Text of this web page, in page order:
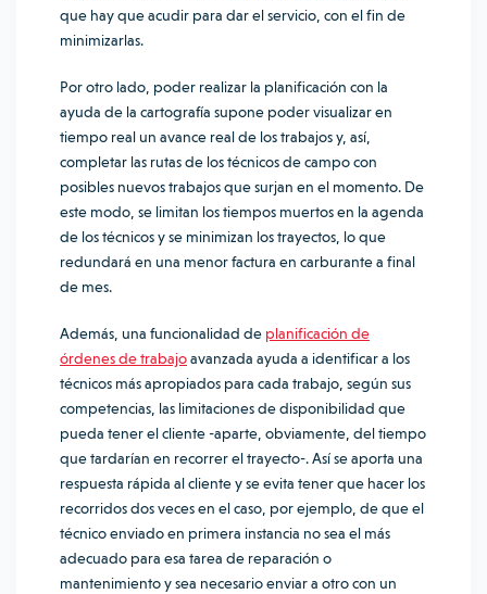
que hay que acudir para dar el servicio, con el fin de
minimizarlas.
Por otro lado, poder realizar la planificación con la
ayuda de la cartografía supone poder visualizar en
tiempo real un avance real de los trabajos y, así,
completar las rutas de los técnicos de campo con
posibles nuevos trabajos que surjan en el momento. De
este modo, se limitan los tiempos muertos en la agenda
de los técnicos y se minimizan los trayectos, lo que
redundará en una menor factura en carburante a final
de mes.
Además, una funcionalidad de planificación de
órdenes de trabajoavanzada ayuda a identificar a los
técnicos más apropiados para cada trabajo, según sus
competencias, las limitaciones de disponibilidad que
pueda tener el cliente -aparte, obviamente, del tiempo
que tardarían en recorrer el trayecto-. Así se aporta una
respuesta rápida al cliente y se evita tener que hacer los
recorridos dos veces en el caso, por ejemplo, de que el
técnico enviado en primera instancia no sea el más
adecuado para esa tarea de reparación o
mantenimiento y sea necesario enviar a otro con un